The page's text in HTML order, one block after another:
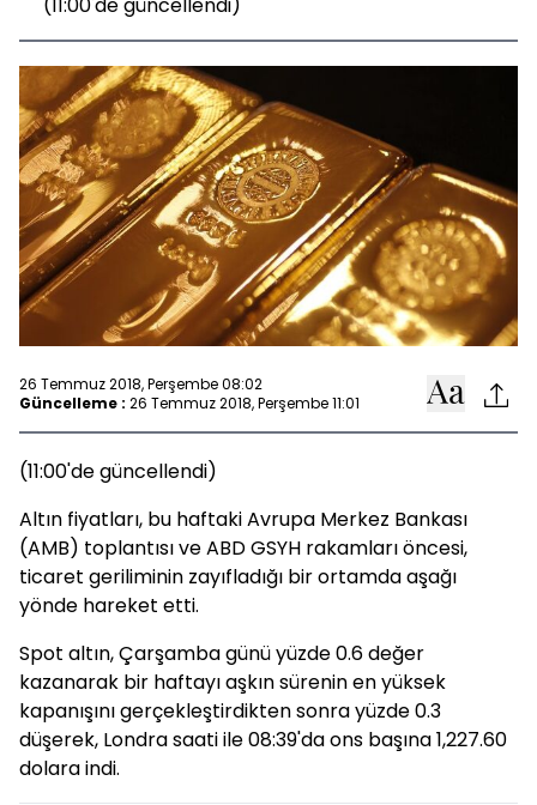
26 Temmuz 2018, Perşembe 08:02
Güncelleme : 26 Temmuz 2018, Perşembe 11:01
(11:00'de güncellendi)
Altın fiyatları, bu haftaki Avrupa Merkez Bankası
(AMB) toplantısı ve ABD GSYH rakamları öncesi,
ticaret geriliminin zayıfladığı bir ortamda aşağı
yönde hareket etti.
Spot altın, Çarşamba günü yüzde 0.6 değer
kazanarak bir haftayı aşkın sürenin en yüksek
kapanışını gerçekleştirdikten sonra yüzde 0.3
düşerek, Londra saati ile 08:39'da ons başına 1,227.60
dolara indi.